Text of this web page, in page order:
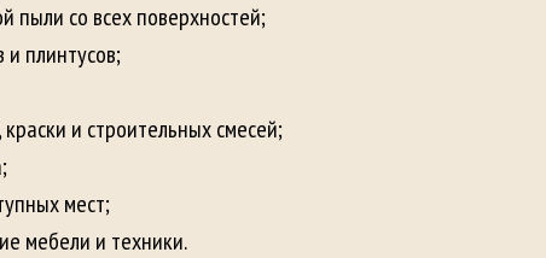
пыли со всех поверхностей;
и плинтусов;
и строительных смесей;
мест;
мебели и техники.